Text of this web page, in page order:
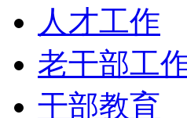
人才工作
老干部工
干部教育